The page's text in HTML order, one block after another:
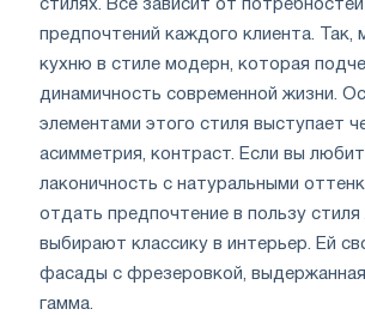
стилях. Всё зависит от потребностей
предпочтений каждого клиента. Так,
кухню в стиле модерн, которая
динамичность современной жизни.
элементами этого стиля выступает
асимметрия, контраст. Если вы
лаконичность с натуральными
отдать предпочтение в пользу
выбирают классику в интерьер. Ей
фасады с фрезеровкой,
гамма.